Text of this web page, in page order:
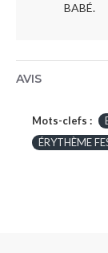
BABÉ.
AVIS
Mots-clefs :
ÉRYTHÈME